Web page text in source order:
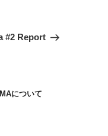
#2 Report
について